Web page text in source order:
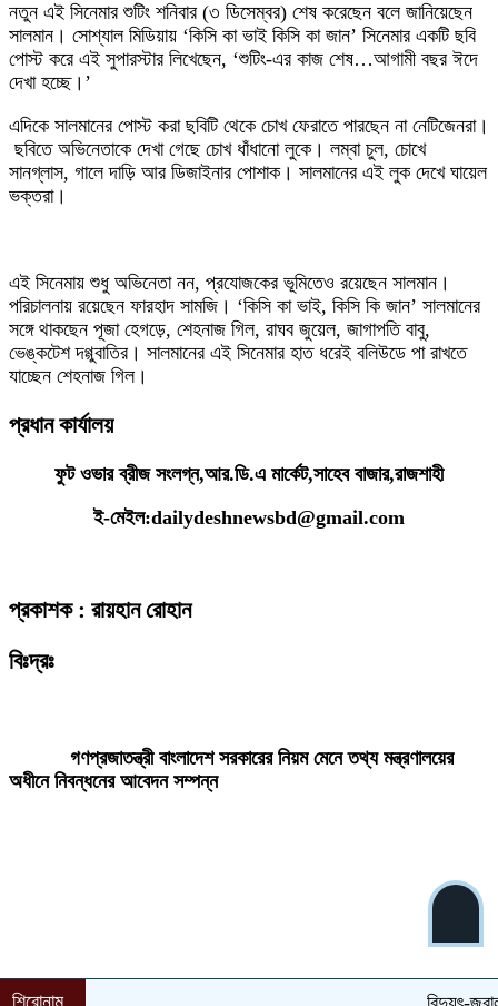
শিরোনাম
নতুন এই সিনেমার শুটিং শনিবার (৩ ডিসেম্বর) শেষ করেছেন বলে জানিয়েছেন
সালমান। সোশ্যাল মিডিয়ায় ‘কিসি কা ভাই কিসি কা জান’ সিনেমার একটি ছবি
পোস্ট করে এই সুপারস্টার লিখেছেন, ‘শুটিং-এর কাজ শেষ…আগামী বছর ঈদে
দেখা হচ্ছে।’
এদিকে সালমানের পোস্ট করা ছবিটি থেকে চোখ ফেরাতে পারছেন না নেটিজেনরা।
ছবিতে অভিনেতাকে দেখা গেছে চোখ ধাঁধানো লুকে। লম্বা চুল, চোখে
সানগ্লাস, গালে দাড়ি আর ডিজাইনার পোশাক। সালমানের এই লুক দেখে ঘায়েল
ভক্তরা।
এই সিনেমায় শুধু অভিনেতা নন, প্রযোজকের ভূমিতেও রয়েছেন সালমান।
পরিচালনায় রয়েছেন ফারহাদ সামজি। ‘কিসি কা ভাই, কিসি কি জান’ সালমানের
সঙ্গে থাকছেন পূজা হেগড়ে, শেহনাজ গিল, রাঘব জুয়েল, জাগাপতি বাবু,
ভেঙ্কটেশ দগ্গুবাতির। সালমানের এই সিনেমার হাত ধরেই বলিউডে পা রাখতে
যাচ্ছেন শেহনাজ গিল।
প্রধান কার্যালয়
ফুট ওভার ব্রীজ সংলগ্ন,আর.ডি.এ মার্কেট,সাহেব বাজার,রাজশাহী
ই-মেইল:dailydeshnewsbd@gmail.com
প্রকাশক : রায়হান রোহান
বিঃদ্রঃ
গণপ্রজাতন্ত্রী বাংলাদেশ সরকারের নিয়ম মেনে তথ্য মন্ত্রণালয়ের
অধীনে নিবন্ধনের আবেদন সম্পন্ন